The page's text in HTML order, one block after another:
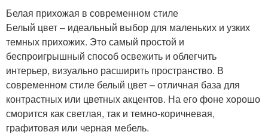
Белая прихожая в современном стиле
Белый цвет – идеальный выбор для маленьких и узких
темных прихожих. Это самый простой и
беспроигрышный способ освежить и облегчить
интерьер, визуально расширить пространство. В
современном стиле белый цвет – отличная база для
контрастных или цветных акцентов. На его фоне хорошо
сморится как светлая, так и темно-коричневая,
графитовая или черная мебель.